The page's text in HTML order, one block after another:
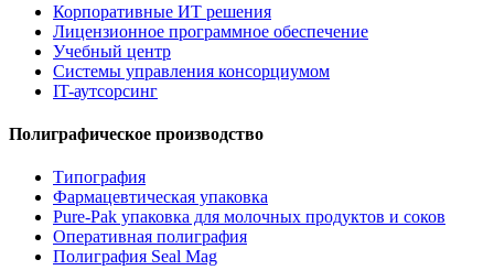
Корпоративные ИТ решения
Лицензионное программное обеспечение
Учебный центр
Системы управления консорциумом
IT-аутсорсинг
Полиграфическое производство
Типография
Фармацевтическая упаковка
Pure-Pak упаковка для молочных продуктов и соков
Оперативная полиграфия
Полиграфия Seal Mag